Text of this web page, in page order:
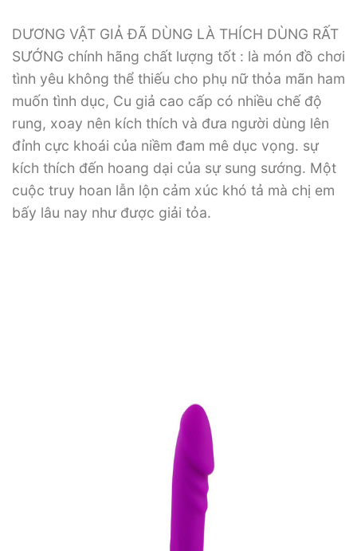
DƯƠNG VẬT GIẢ ĐÃ DÙNG LÀ THÍCH DÙNG RẤT
SƯỚNG chính hãng chất lượng tốt : là món đồ chơi
tình yêu không thể thiếu cho phụ nữ thỏa mãn ham
muốn tình dục, Cu giả cao cấp có nhiều chế độ
rung, xoay nên kích thích và đưa người dùng lên
đỉnh cực khoái của niềm đam mê dục vọng. sự
kích thích đến hoang dại của sự sung sướng. Một
cuộc truy hoan lẫn lộn cảm xúc khó tả mà chị em
bấy lâu nay như được giải tỏa.